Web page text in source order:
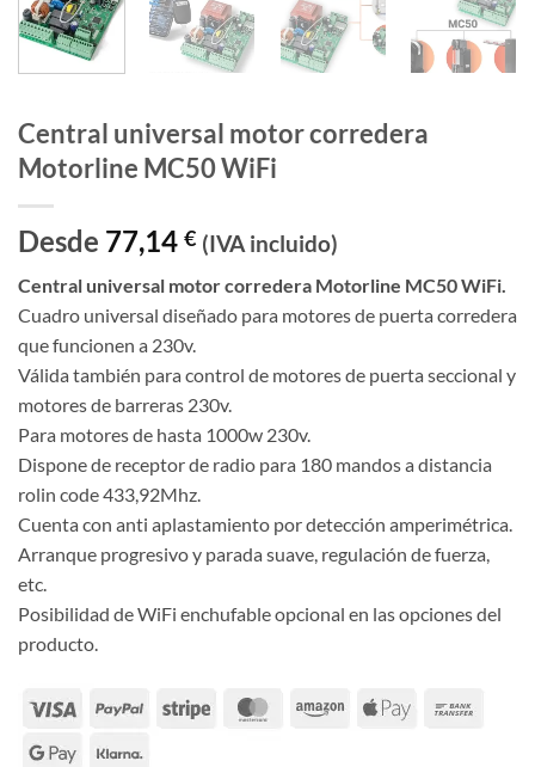
Central universal motor corredera
Motorline MC50 WiFi
Desde 77,14 € (IVA incluido)
Central universal motor corredera Motorline MC50 WiFi.
Cuadro universal diseñado para motores de puerta corredera
que funcionen a 230v.
Válida también para control de motores de puerta seccional y
motores de barreras 230v.
Para motores de hasta 1000w 230v.
Dispone de receptor de radio para 180 mandos a distancia
rolin code 433,92Mhz.
Cuenta con anti aplastamiento por detección amperimétrica.
Arranque progresivo y parada suave, regulación de fuerza,
etc.
Posibilidad de WiFi enchufable opcional en las opciones del
producto.